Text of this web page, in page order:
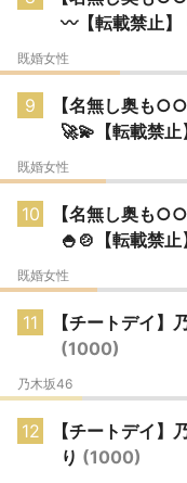
〰️【転載禁止】
既婚女性
9
【名無し奥も
🚀💫【転載禁止
既婚女性
10
【名無し奥も
🍚🍲【転載禁止
既婚女性
11
【チートデイ
(1000)
乃木坂46
12
【チートデイ
り (1000)